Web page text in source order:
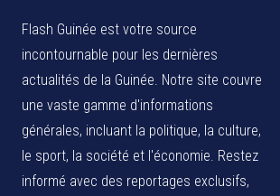
Flash Guinée est votre source
incontournable pour les dernières
actualités de la Guinée. Notre site couvre
une vaste gamme d'informations
générales, incluant la politique, la culture,
le sport, la société et l'économie. Restez
informé avec des reportages exclusifs,